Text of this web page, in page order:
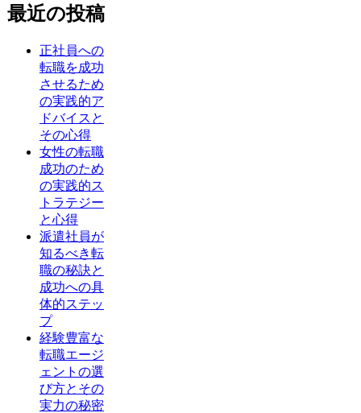
最近の投稿
正社員への
転職を成功
させるため
の実践的ア
ドバイスと
その心得
女性の転職
成功のため
の実践的ス
トラテジー
と心得
派遣社員が
知るべき転
職の秘訣と
成功への具
体的ステッ
プ
経験豊富な
転職エージ
ェントの選
び方とその
実力の秘密